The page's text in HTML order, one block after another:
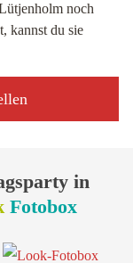
noch
kannst du sie
in
Fotobox